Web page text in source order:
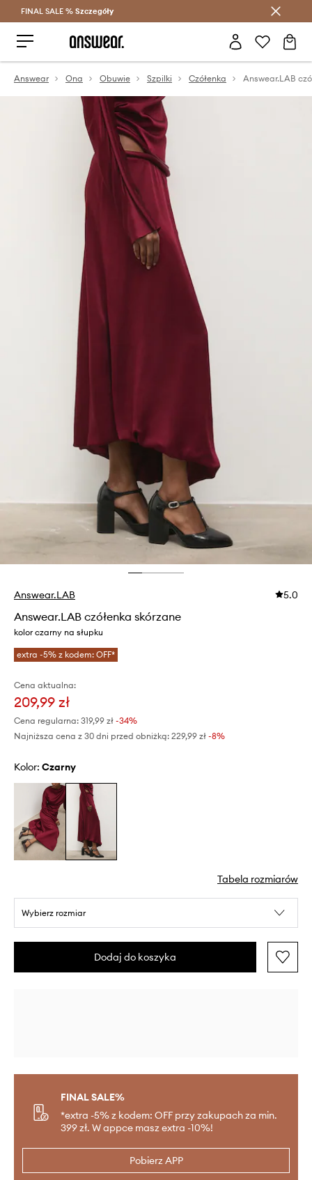
Oszczędzaj z Answear Club >
FINAL SALE % Szczegóły
Answear Ona Obuwie Szpilki Czółenka Answear.LAB
Answear.LAB 5.0
Answear.LAB czółenka skórzane
kolor czarny na słupku
extra -5% z kodem: OFF*
Cena aktualna:
209,99 zł
Cena regularna: 319,99 zł -34%
Najniższa cena z 30 dni przed obniżką: 229,99 zł -8%
Kolor: czarny
Tabela rozmiarów
Wybierz rozmiar
Dodaj do koszyka
FINAL SALE%
*extra -5% z kodem: OFF przy zakupach za min.
399 zł. W appce masz extra -10%!
Pobierz APP